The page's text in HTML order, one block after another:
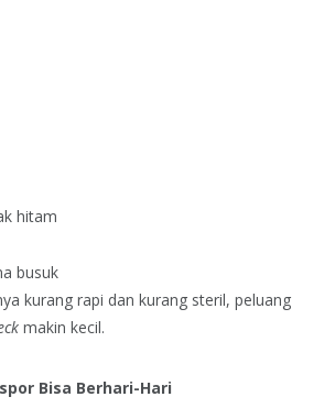
hitam
busuk
kurang rapi dan kurang steril, peluang
makin kecil.
Bisa Berhari-Hari